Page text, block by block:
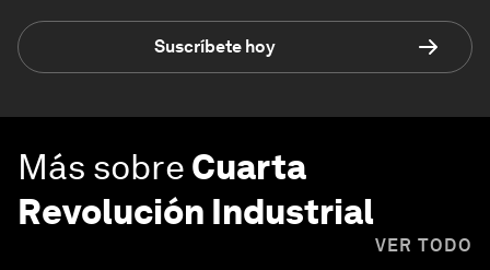
Suscríbete hoy
Más sobre Cuarta
Revolución Industrial
VER TODO